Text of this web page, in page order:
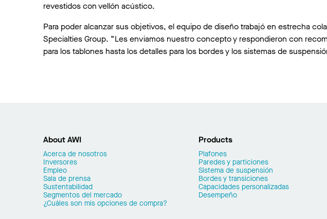
revestidos con vellón acústico.
Para poder alcanzar sus objetivos, el equipo de diseño trabajó en estrecha
Specialties Group. “Les enviamos nuestro concepto y respondieron con
para los tablones hasta los detalles para los bordes y los sistemas de
About AWI
Acerca de nosotros
Inversores
Empleo
Sala de prensa
Sustentabilidad
Segmentos del mercado
¿Cuáles son mis opciones de compra?
Products
Plafones
Paredes y particiones
Sistema de suspensión
Bordes y transiciones
Capacidades personalizadas
Desempeño